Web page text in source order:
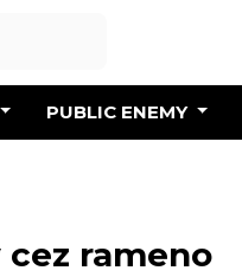
PUBLIC ENEMY
rameno